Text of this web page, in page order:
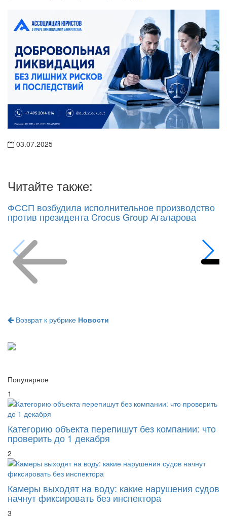
03.07.2025
Читайте также:
ФССП возбудила исполнительное производство
против президента Crocus Group Агаларова
Возврат к рубрике Новости
Популярное
1
Категорию объекта перепишут без компании: что
проверить до 1 декабря
2
Камеры выходят на воду: какие нарушения судов
начнут фиксировать без инспектора
3